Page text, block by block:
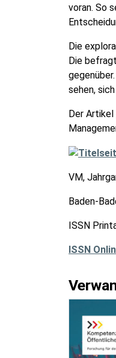
voran. So
Die
Die
sehen,
Der Artikel
VM,
Baden-
ISSN
ISSN